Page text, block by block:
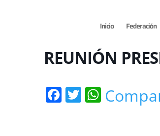
Inicio Federación
REUNIÓN
Facebook
Twitter